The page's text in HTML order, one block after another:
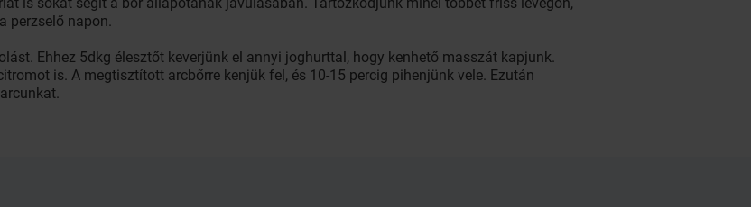
is sokat segít a bőr állapotának javulásában. Tartózkodjunk minél többet friss levegőn,
perzselő napon.
Ehhez 5dkg élesztőt keverjünk el annyi joghurttal, hogy kenhető masszát kapjunk.
is. A megtisztított arcbőrre kenjük fel, és 10-15 percig pihenjünk vele. Ezután